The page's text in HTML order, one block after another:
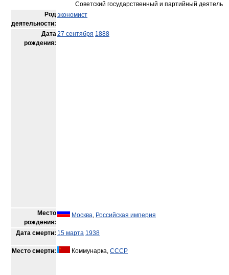
Советский государственный и партийный деятель
Род
деятельности:
экономист
Дата
рождения:
27 сентября 1888
Место
рождения:
Москва, Российская империя
Дата смерти: 15 марта 1938
Место смерти: Коммунарка, СССР